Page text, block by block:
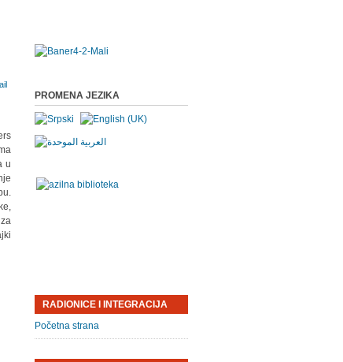
u
PROMENA JEZIKA
RADIONICE I INTEGRACIJA
Početna strana